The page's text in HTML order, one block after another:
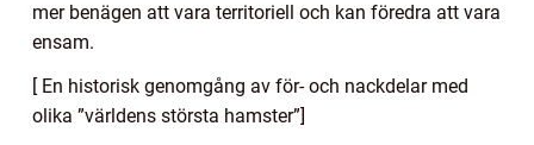
mer benägen att vara territoriell och kan föredra att vara
ensam.
[ En historisk genomgång av för- och nackdelar med
olika ”världens största hamster”]